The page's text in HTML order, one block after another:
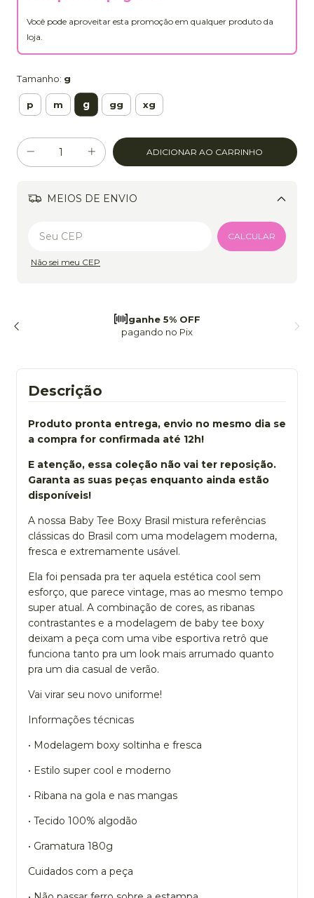
Você pode aproveitar esta promoção em qualquer produto da
loja.
Tamanho: g
p m g gg xg
MEIOS DE ENVIO
Alterar CEP
CALCULAR
Não sei meu CEP
frete grátis
a partir de 299
Descrição
Produto pronta entrega, envio no mesmo dia se
a compra for confirmada até 12h!
E atenção, essa coleção não vai ter reposição.
Garanta as suas peças enquanto ainda estão
disponíveis!
A nossa Baby Tee Boxy Brasil mistura referências
clássicas do Brasil com uma modelagem moderna,
fresca e extremamente usável.
Ela foi pensada pra ter aquela estética cool sem
esforço, que parece vintage, mas ao mesmo tempo
super atual. A combinação de cores, as ribanas
contrastantes e a modelagem de baby tee boxy
deixam a peça com uma vibe esportiva retrô que
funciona tanto pra um look mais arrumado quanto
pra um dia casual de verão.
Vai virar seu novo uniforme!
Informações técnicas
• Modelagem boxy soltinha e fresca
• Estilo super cool e moderno
• Ribana na gola e nas mangas
• Tecido 100% algodão
• Gramatura 180g
Cuidados com a peça